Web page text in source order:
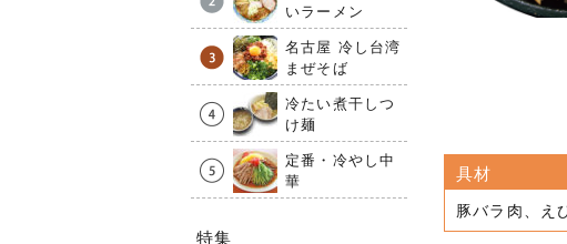
具材
豚バラ肉、え
いラーメン
名古屋 冷し台湾
まぜそば
冷たい煮干しつ
け麺
定番・冷やし中
華
特集